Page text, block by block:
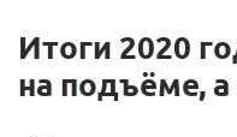
Итоги 2020
на подъёме,